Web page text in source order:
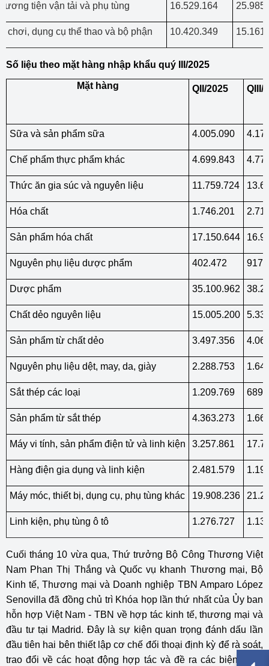
tiện vận tải và phụ tùng 16.529.164
chơi, dụng cụ thể thao và bộ phận 10.420.349
Số liệu theo mặt hàng nhập khẩu quý III/2025
Mặt hàng QII/2025 QIII/
Sữa và sản phẩm sữa 4.005.090
Chế phẩm thực phẩm khác 4.699.843
Thức ăn gia súc và nguyên liệu 11.759.724
Hóa chất 1.746.201
Sản phẩm hóa chất 17.150.644
Nguyên phụ liệu dược phẩm 402.472
Dược phẩm 35.100.962
Chất dẻo nguyên liệu 15.005.200
Sản phẩm từ chất dẻo 3.497.356
Nguyên phụ liệu dệt, may, da, giày 2.288.753
Sắt thép các loại 1.209.769
Sản phẩm từ sắt thép 4.363.273
Máy vi tính, sản phẩm điện tử và linh kiện 3.257.861
Hàng điện gia dụng và linh kiện 2.481.579
Máy móc, thiết bị, dụng cụ, phụ tùng khác 19.908.236
Linh kiện, phụ tùng ô tô 1.276.727
Cuối tháng 10 vừa qua, Thứ trưởng Bộ Công Thương Việt
Nam Phan Thị Thắng và Quốc vụ khanh Thương mại, Bộ
Kinh tế, Thương mại và Doanh nghiệp TBN Amparo López
Senovilla đã đồng chủ trì Khóa họp lần thứ nhất của Ủy ban
hỗn hợp Việt Nam - TBN về hợp tác kinh tế, thương mại và
đầu tư tại Madrid. Đây là sự kiện quan trọng đánh dấu lần
đầu tiên hai bên thiết lập cơ chế đối thoại định kỳ để rà soát,
trao đổi về các hoạt động hợp tác và đề ra các biện pháp